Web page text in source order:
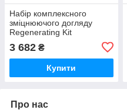
Набір комплексного
зміцнюючого догляду
Regenerating Kit
3 682 ₴
Купити
Про нас